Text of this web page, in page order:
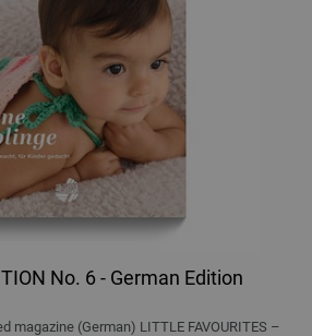
No. 6 - German Edition
magazine (German) LITTLE FAVOURITES –